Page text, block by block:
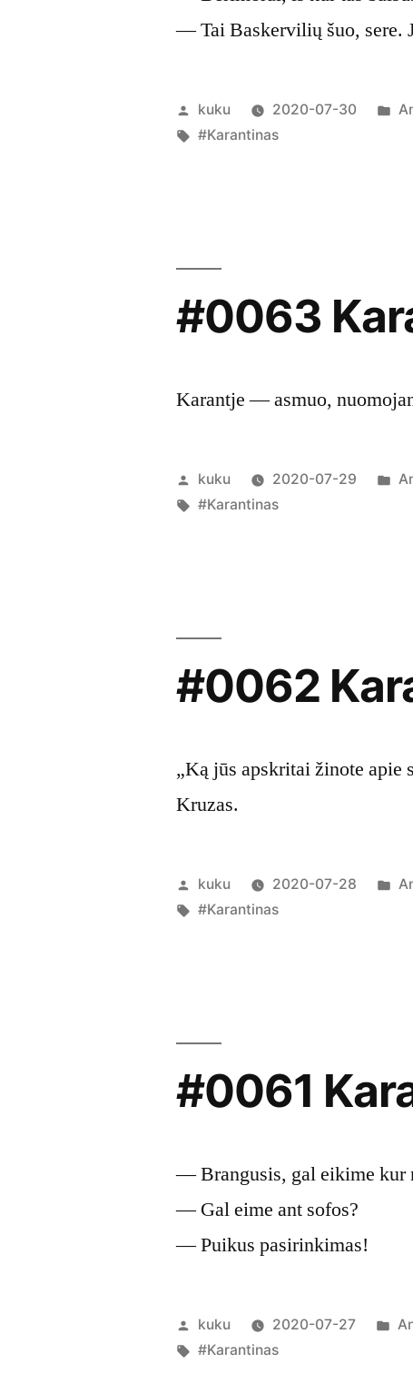
— Tai Baskervilių šuo, sere.
Posted
by
kuku 2020-07-30
Tags:
#Karantinas
#0063
Karantje — asmuo,
Posted
by
kuku 2020-07-29
Tags:
#Karantinas
#0062
„Ką jūs apskritai žinote
Kruzas.
Posted
by
kuku 2020-07-28
Tags:
#Karantinas
#0061
— Brangusis, gal eikime kur
— Gal eime ant sofos?
— Puikus pasirinkimas!
Posted
by
kuku 2020-07-27
Tags:
#Karantinas